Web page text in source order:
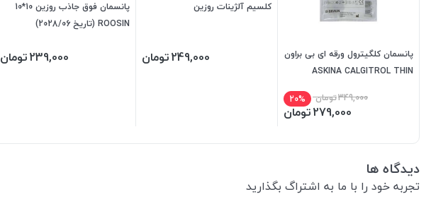
پانسمان کلگیترول ورقه ای بی براون
ASKINA CALGITROL THIN
349,000تومان 20%
279,000تومان
کلسیم آلژینات روزین
249,000تومان
پانسمان فوق جاذب روزین 10*10
ROOSIN (تاریخ 2028/06)
239,000تومان
دیدگاه ها
تجربه خود را با ما به اشتراگ بگذارید